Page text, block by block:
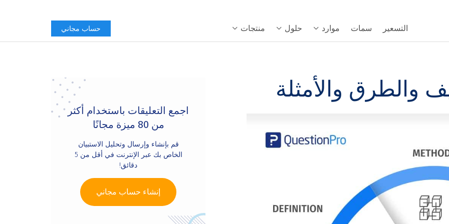
منتجات حلول موارد سمات التسعير حساب مجاني
والطرق والأمثلة
Sidebar
اجمع التعليقات باستخدام أكثر
من 80 ميزة مجانًا
قم بإنشاء وإرسال وتحليل الاستبيان
الخاص بك عبر الإنترنت في أقل من 5
دقائق!
إنشاء حساب مجاني